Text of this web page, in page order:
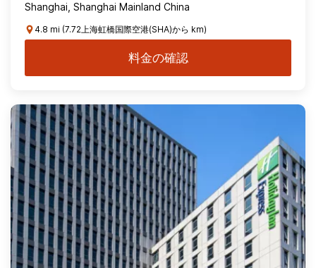
Shanghai, Shanghai Mainland China
4.8 mi (7.72上海虹橋国際空港(SHA)から km)
料金の確認